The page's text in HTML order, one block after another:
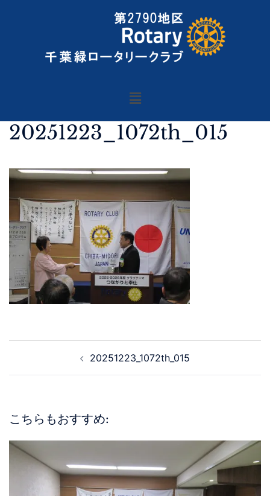
20251223_1072th_015
20251223_1072th_015
こちらもおすすめ: